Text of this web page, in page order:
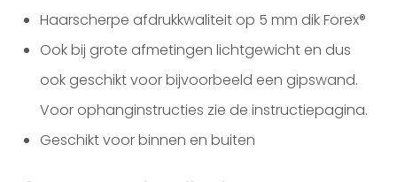
Haarscherpe afdrukkwaliteit op 5 mm dik Forex®
Ook bij grote afmetingen lichtgewicht en dus
ook geschikt voor bijvoorbeeld een gipswand.
Voor ophanginstructies zie de instructiepagina.
Geschikt voor binnen en buiten